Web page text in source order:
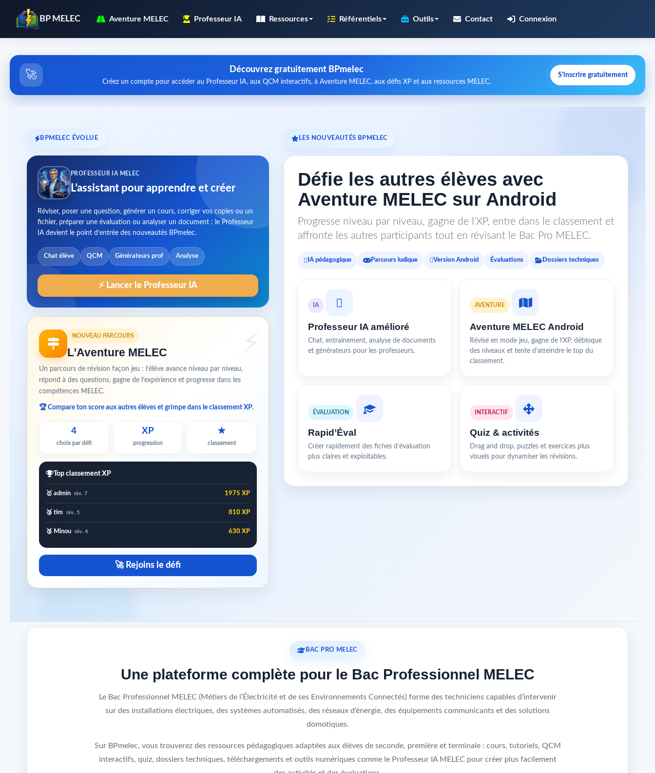
BP MELEC Aventure MELEC Professeur IA Ressources Référentiels Outils Contact Connexion
🚀 Découvrez gratuitement BPmelec
Créez un compte pour accéder au Professeur IA, aux QCM interactifs, à Aventure MELEC, aux défis XP et aux ressources MELEC.
S’inscrire gratuitement
BPMELEC ÉVOLUE
PROFESSEUR IA MELEC
L’assistant pour apprendre et créer
Réviser, poser une question, générer un cours, corriger vos copies ou un
fichier, préparer une évaluation ou analyser un document : le Professeur
IA devient le point d’entrée des nouveautés BPmelec.
Chat élève QCM Générateurs prof Analyse
⚡ Lancer le Professeur IA
NOUVEAU PARCOURS
L’Aventure MELEC
Un parcours de révision façon jeu : l’élève avance niveau par niveau,
répond à des questions, gagne de l’expérience et progresse dans les
compétences MELEC.
🏆 Compare ton score aux autres élèves et grimpe dans le classement XP.
4
choix par défi
XP
progression
★
classement
Top classement XP
🥇 admin niv. 7 1975 XP
🥈 tim niv. 5 810 XP
🥉 Minou niv. 4 630 XP
🚀 Rejoins le défi
LES NOUVEAUTÉS BPMELEC
Défie les autres élèves avec
Aventure MELEC sur Android
Progresse niveau par niveau, gagne de l’XP, entre dans le classement et
affronte les autres participants tout en révisant le Bac Pro MELEC.
IA pédagogique Parcours ludique Version Android Évaluations Dossiers techniques
IA
Professeur IA amélioré
Chat, entraînement, analyse de documents
et générateurs pour les professeurs.
AVENTURE
Aventure MELEC Android
Révise en mode jeu, gagne de l’XP, débloque
des niveaux et tente d’atteindre le top du
classement.
ÉVALUATION
Rapid’Éval
Créer rapidement des fiches d’évaluation
plus claires et exploitables.
INTERACTIF
Quiz & activités
Drag and drop, puzzles et exercices plus
visuels pour dynamiser les révisions.
BAC PRO MELEC
Une plateforme complète pour le Bac Professionnel MELEC
Le Bac Professionnel MELEC (Métiers de l’Électricité et de ses Environnements Connectés) forme des techniciens capables d’intervenir
sur des installations électriques, des systèmes automatisés, des réseaux d’énergie, des équipements communicants et des solutions
domotiques.
Sur BPmelec, vous trouverez des ressources pédagogiques adaptées aux élèves de seconde, première et terminale : cours, tutoriels, QCM
interactifs, quiz, dossiers techniques, téléchargements et outils numériques comme le Professeur IA MELEC pour créer plus facilement